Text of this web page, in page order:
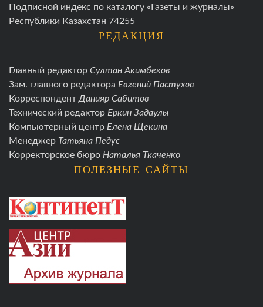
Подписной индекс по каталогу «Газеты и журналы»
Республики Казахстан 74255
РЕДАКЦИЯ
Главный редактор Султан Акимбеков
Зам. главного редактора Евгений Пастухов
Корреспондент Данияр Сабитов
Технический редактор Еркин Задаулы
Компьютерный центр Елена Щекина
Менеджер Татьяна Педус
Корректорское бюро Наталья Ткаченко
ПОЛЕЗНЫЕ САЙТЫ